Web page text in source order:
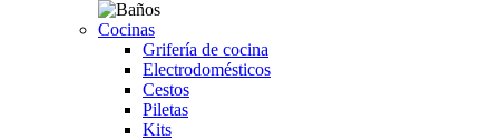
Cocinas
Grifería de cocina
Electrodomésticos
Cestos
Piletas
Kits